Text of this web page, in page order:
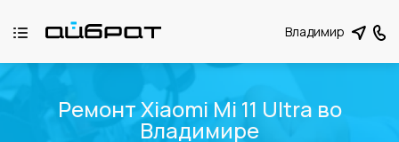
Владимир
Ремонт Xiaomi Mi 11 Ultra во
Владимире